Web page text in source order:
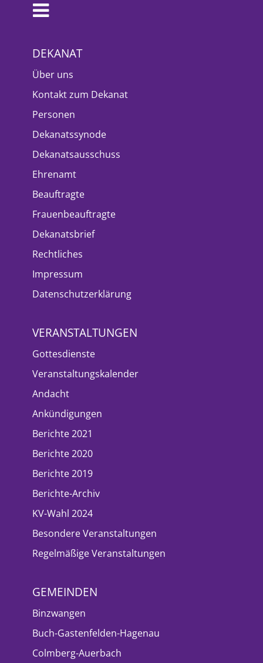
DEKANAT
Über uns
Kontakt zum Dekanat
Personen
Dekanatssynode
Dekanatsausschuss
Ehrenamt
Beauftragte
Frauenbeauftragte
Dekanatsbrief
Rechtliches
Impressum
Datenschutzerklärung
VERANSTALTUNGEN
Gottesdienste
Veranstaltungskalender
Andacht
Ankündigungen
Berichte 2021
Berichte 2020
Berichte 2019
Berichte-Archiv
KV-Wahl 2024
Besondere Veranstaltungen
Regelmäßige Veranstaltungen
GEMEINDEN
Binzwangen
Buch-Gastenfelden-Hagenau
Colmberg-Auerbach